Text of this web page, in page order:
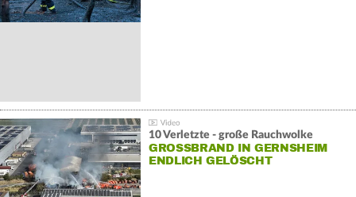
10 Verletzte - große Rauchwolke
GROSSBRAND IN GERNSHEIM E
NDLICH GELÖSCHT